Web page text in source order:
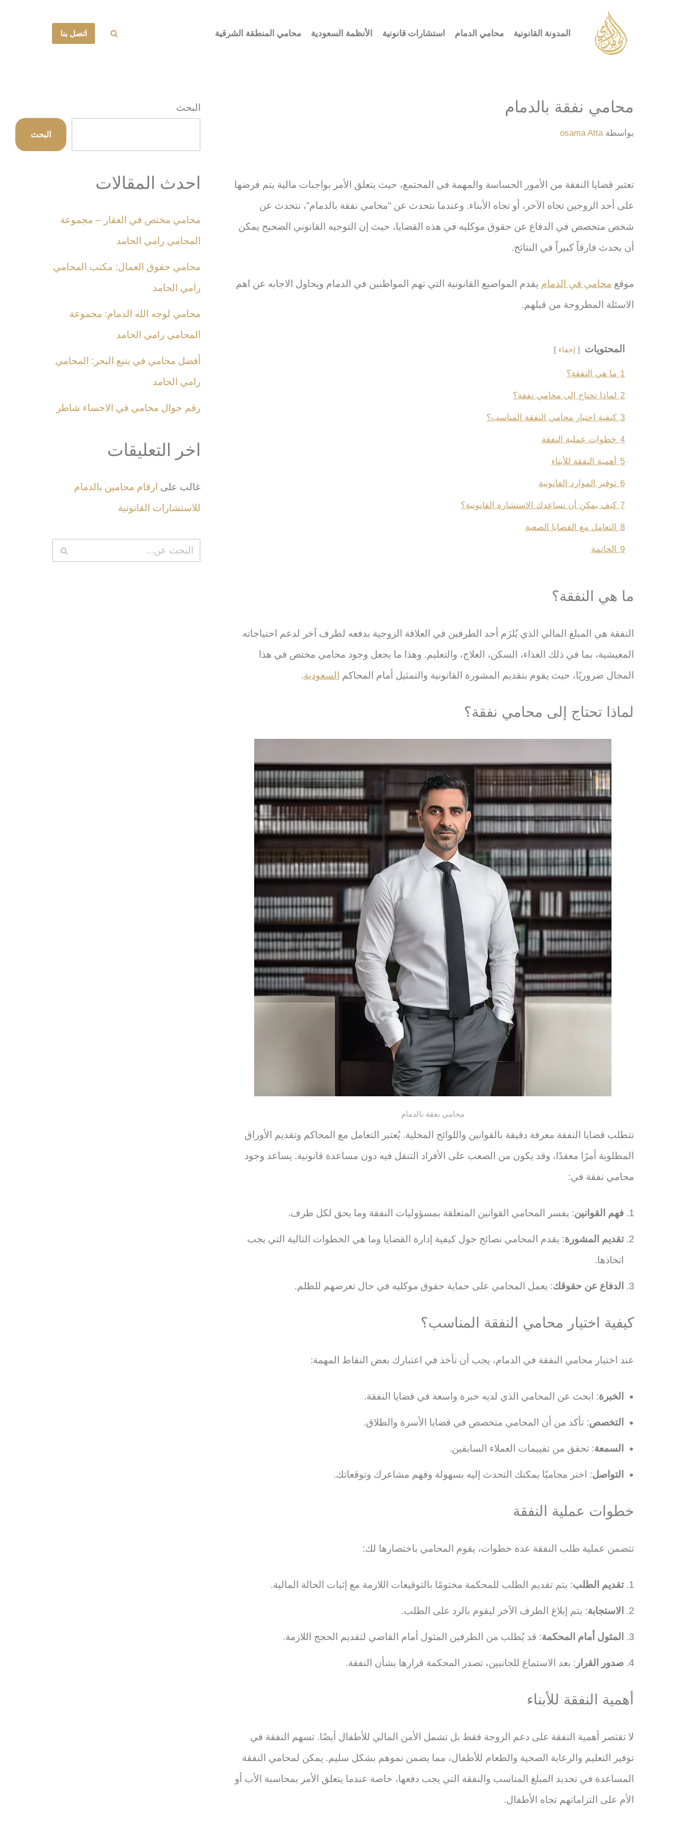
المدونة القانونية محامي الدمام استشارات قانونية الأنظمة السعودية محامي المنطقة الشرقية اتصل بنا
محامي نفقة بالدمام
بواسطةosama Atta
تعتبر قضايا النفقة من الأمور الحساسة والمهمة في المجتمع، حيث يتعلق الأمر بواجبات مالية يتم فرضها
على أحد الزوجين تجاه الآخر، أو تجاه الأبناء. وعندما نتحدث عن “محامي نفقة بالدمام”، نتحدث عن
شخص متخصص في الدفاع عن حقوق موكليه في هذه القضايا، حيث إن التوجيه القانوني الصحيح يمكن
أن يحدث فارقاً كبيراً في النتائج.
موقع محامي في الدمام يقدم المواضيع القانونية التي تهم المواطنين في الدمام ويحاول الاجابه عن اهم
الاسئلة المطروحة من قبلهم.
المحتويات إخفاء
1 ما هي النفقة؟
2 لماذا تحتاج إلى محامي نفقة؟
3 كيفية اختيار محامي النفقة المناسب؟
4 خطوات عملية النفقة
5 أهمية النفقة للأبناء
6 توفير الموارد القانونية
7 كيف يمكن أن تساعدك الاستشارة القانونية؟
8 التعامل مع القضايا الصعبة
9 الخاتمة
ما هي النفقة؟
النفقة هي المبلغ المالي الذي يُلزَم أحد الطرفين في العلاقة الزوجية بدفعه لطرف آخر لدعم احتياجاته
المعيشية، بما في ذلك الغذاء، السكن، العلاج، والتعليم. وهذا ما يجعل وجود محامي مختص في هذا
المجال ضروريًا، حيث يقوم بتقديم المشورة القانونية والتمثيل أمام المحاكم
السعودية.
لماذا تحتاج إلى محامي نفقة؟
محامي نفقة بالدمام
تتطلب قضايا النفقة معرفة دقيقة بالقوانين واللوائح المحلية. يُعتبر التعامل مع المحاكم وتقديم الأوراق
المطلوبة أمرًا معقدًا، وقد يكون من الصعب على الأفراد التنقل فيه دون مساعدة قانونية. يساعد وجود
محامي نفقة في:
فهم القوانين: يفسر المحامي القوانين المتعلقة بمسؤوليات النفقة وما يحق لكل طرف.
تقديم المشورة: يقدم المحامي نصائح حول كيفية إدارة القضايا وما هي الخطوات التالية التي يجب
اتخاذها.
الدفاع عن حقوقك: يعمل المحامي على حماية حقوق موكليه في حال تعرضهم للظلم.
كيفية اختيار محامي النفقة المناسب؟
عند اختيار محامي النفقة في الدمام، يجب أن تأخذ في اعتبارك بعض النقاط المهمة:
الخبرة: ابحث عن المحامي الذي لديه خبرة واسعة في قضايا النفقة.
التخصص: تأكد من أن المحامي متخصص في قضايا الأسرة والطلاق.
السمعة: تحقق من تقييمات العملاء السابقين.
التواصل: اختر محاميًا يمكنك التحدث إليه بسهولة وفهم مشاعرك وتوقعاتك.
خطوات عملية النفقة
تتضمن عملية طلب النفقة عدة خطوات، يقوم المحامي باختصارها لك:
تقديم الطلب: يتم تقديم الطلب للمحكمة مختومًا بالتوقيعات اللازمة مع إثبات الحالة المالية.
الاستجابة: يتم إبلاغ الطرف الآخر ليقوم بالرد على الطلب.
المثول أمام المحكمة: قد يُطلب من الطرفين المثول أمام القاضي لتقديم الحجج اللازمة.
صدور القرار : بعد الاستماع للجانبين، تصدر المحكمة قرارها بشأن النفقة.
أهمية النفقة للأبناء
لا تقتصر أهمية النفقة على دعم الزوجة فقط بل تشمل الأمن المالي للأطفال أيضًا. تسهم النفقة في
توفير التعليم والرعاية الصحية والطعام للأطفال، مما يضمن نموهم بشكل سليم. يمكن لمحامي النفقة
المساعدة في تحديد المبلغ المناسب والنفقة التي يجب دفعها، خاصة عندما يتعلق الأمر بمحاسبة الأب أو
الأم على التزاماتهم تجاه الأطفال.
البحث
البحث
احدث المقالات
محامي مختص في العقار – مجموعة
المحامي رامي الحامد
محامي حقوق العمال: مكتب المحامي
رامي الحامد
محامي لوجه الله الدمام: مجموعة
المحامي رامي الحامد
أفضل محامي في ينبع البحر: المحامي
رامي الحامد
رقم جوال محامي في الاحساء شاطر
اخر التعليقات
غالب على ارقام محامين بالدمام
للاستشارات القانونية